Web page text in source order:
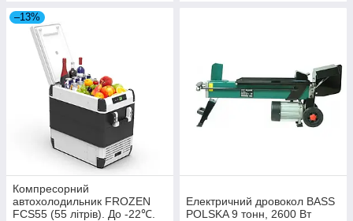
–13%
Компресорний
автохолодильник FROZEN
FCS55 (55 літрів). До -22℃.
Електричний дровокол BASS
POLSKA 9 тонн, 2600 Вт